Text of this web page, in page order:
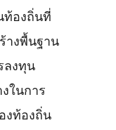
ท้องถิ่นที่
างพื้นฐาน
ลงทุน
ในการ
งท้องถิ่น